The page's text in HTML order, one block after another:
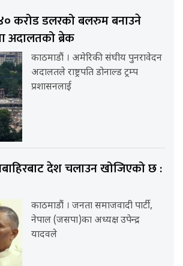
४० करोड डलरको बलरुम बनाउने
अदालतको ब्रेक
काठमाडौं । अमेरिकी संघीय पुनरावेदन
अदालतले राष्ट्रपति डोनाल्ड ट्रम्प
प्रशासनलाई
देश चलाउन खोजिएको छ :
काठमाडौं । जनता समाजवादी पार्टी,
नेपाल (जसपा)का अध्यक्ष उपेन्द्र
यादवले